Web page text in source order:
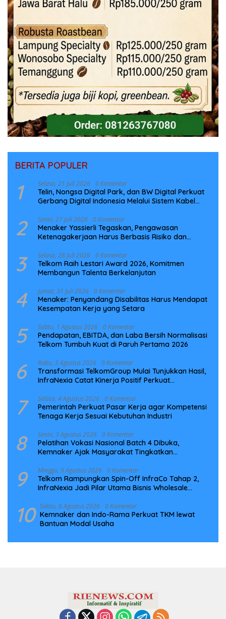
BERITA POPULER
1 Selasa, 21 Juli 2026 0 Komentar
Telin, Nongsa Digital Park, dan BW Digital Perkuat
Gerbang Digital Indonesia Melalui Sistem Kabel
2 Senin, 27 Juli 2026 0 Komentar
Menaker Yassierli Tegaskan, Pengawasan
Ketenagakerjaan Harus Berbasis Risiko dan
3 Selasa, 28 Juli 2026 0 Komentar
Telkom Raih Lestari Award 2026, Komitmen
Membangun Talenta Berkelanjutan
4 Jumat, 31 Juli 2026 0 Komentar
Menaker: Penyandang Disabilitas Harus Mendapat
Kesempatan Kerja yang Setara
5 Sabtu, 1 Agustus 2026 0 Komentar
Pendapatan, EBITDA, dan Laba Bersih Normalisasi
Telkom Tumbuh Kuat di Paruh Pertama 2026
6 Rabu, 5 Agustus 2026 0 Komentar
Transformasi TelkomGroup Mulai Tunjukkan Hasil,
InfraNexia Catat Kinerja Positif Perkuat
7 Selasa, 4 Agustus 2026 0 Komentar
Pemerintah Perkuat Pasar Kerja agar Kompetensi
Tenaga Kerja Sesuai Kebutuhan Industri
8 Senin, 3 Agustus 2026 0 Komentar
Pelatihan Vokasi Nasional Batch 4 Dibuka,
Kemnaker Ajak Masyarakat Tingkatkan
9 Minggu, 9 Agustus 2026 0 Komentar
Telkom Rampungkan Spin-Off InfraCo Tahap 2,
InfraNexia Jadi Pilar Utama Bisnis Wholesale
10 Sabtu, 8 Agustus 2026 0 Komentar
Kemnaker dan Indo-Rama Perkuat TKM lewat
Bantuan Modal Usaha